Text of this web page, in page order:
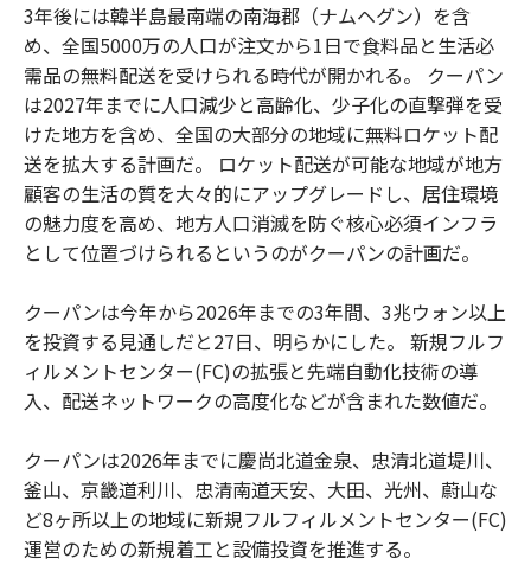
3年後には韓半島最南端の南海郡（ナムヘグン）を含
め、全国5000万の人口が注文から1日で食料品と生活必
需品の無料配送を受けられる時代が開かれる。 クーパン
は2027年までに人口減少と高齢化、少子化の直撃弾を受
けた地方を含め、全国の大部分の地域に無料ロケット配
送を拡大する計画だ。 ロケット配送が可能な地域が地方
顧客の生活の質を大々的にアップグレードし、居住環境
の魅力度を高め、地方人口消滅を防ぐ核心必須インフラ
として位置づけられるというのがクーパンの計画だ。
クーパンは今年から2026年までの3年間、3兆ウォン以上
を投資する見通しだと27日、明らかにした。 新規フルフ
ィルメントセンター(FC)の拡張と先端自動化技術の導
入、配送ネットワークの高度化などが含まれた数値だ。
クーパンは2026年までに慶尚北道金泉、忠清北道堤川、
釜山、京畿道利川、忠清南道天安、大田、光州、蔚山な
ど8ヶ所以上の地域に新規フルフィルメントセンター(FC)
運営のための新規着工と設備投資を推進する。